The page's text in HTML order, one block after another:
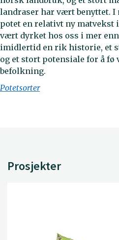
landraser har vært benyttet.
potet en relativt ny matvekst
vært dyrket hos oss i mer enn
imidlertid en rik historie, et
og et stort potensiale for å fø
befolkning.
Potetsorter
Prosjekter